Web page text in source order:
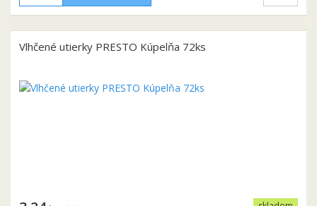
Vlhčené utierky PRESTO Kúpelňa 72ks